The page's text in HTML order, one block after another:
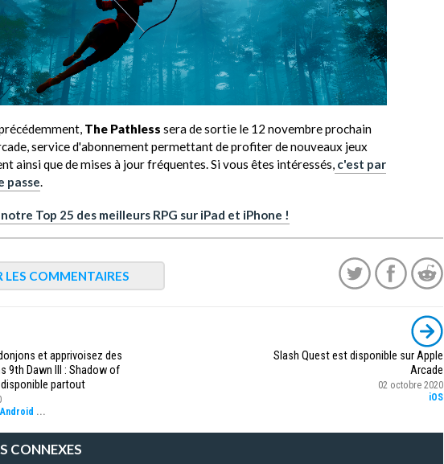
The Pathless sera de sortie le 12 novembre prochain
service d'abonnement permettant de profiter de nouveaux jeux
ainsi que de mises à jour fréquentes. Si vous êtes intéressés, c'est par
passe.
Top 25 des meilleurs RPG sur iPad et iPhone !
LES COMMENTAIRES
et apprivoisez des
9th Dawn III : Shadow of
partout
Android ...
Slash Quest est disponible sur Apple
Arcade
02 octobre 2020
iOS
CONNEXES